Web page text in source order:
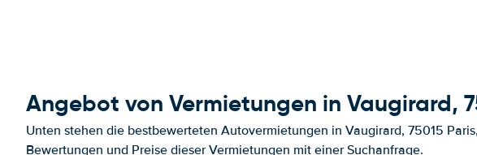
Angebot von Vermietungen in Vaugirard,
Unten stehen die bestbewerteten Autovermietungen in Vaugirard, 75015
Bewertungen und Preise dieser Vermietungen mit einer Suchanfrage.